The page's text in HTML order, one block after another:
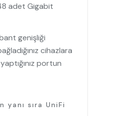
adet Gigabit
genişliği
cihazlara
portun
sıra UniFi